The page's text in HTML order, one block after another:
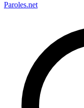
Paroles.net